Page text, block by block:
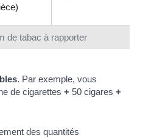
de tabac à rapporter
. Par exemple, vous
de cigarettes +50 cigares +
des quantités